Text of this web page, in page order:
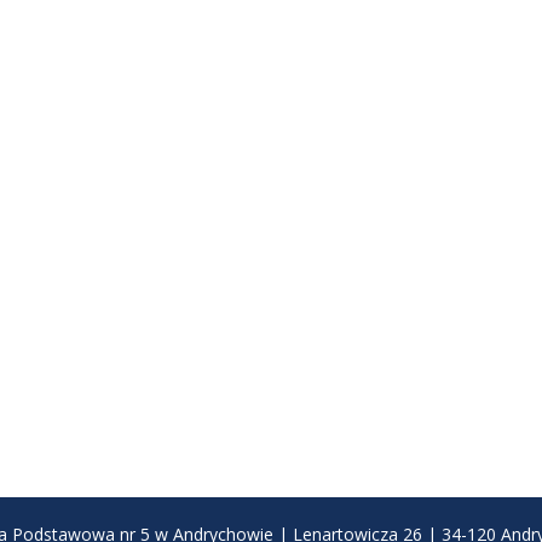
Podstawowa nr 5 w Andrychowie | Lenartowicza 26 | 34-120